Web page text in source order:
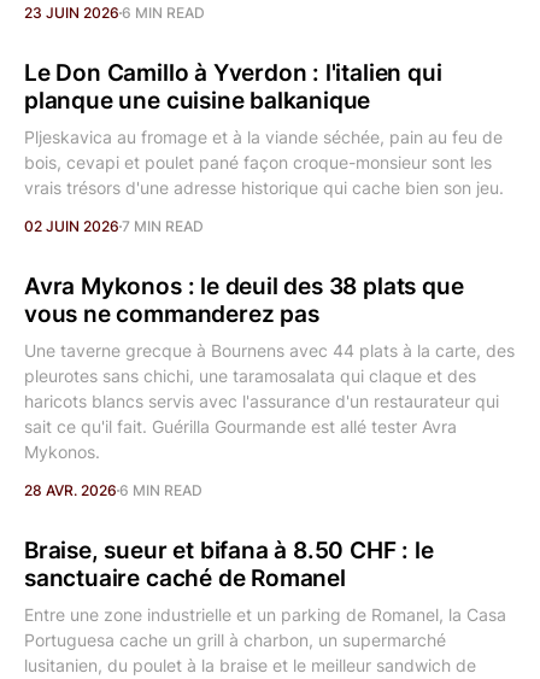
23 JUIN 2026 6 MIN READ
Le Don Camillo à Yverdon : l'italien qui
planque une cuisine balkanique
Pljeskavica au fromage et à la viande séchée, pain au feu de
bois, cevapi et poulet pané façon croque-monsieur sont les
vrais trésors d'une adresse historique qui cache bien son jeu.
02 JUIN 2026 7 MIN READ
Avra Mykonos : le deuil des 38 plats que
vous ne commanderez pas
Une taverne grecque à Bournens avec 44 plats à la carte, des
pleurotes sans chichi, une taramosalata qui claque et des
haricots blancs servis avec l'assurance d'un restaurateur qui
sait ce qu'il fait. Guérilla Gourmande est allé tester Avra
Mykonos.
28 AVR. 2026 6 MIN READ
Braise, sueur et bifana à 8.50 CHF : le
sanctuaire caché de Romanel
Entre une zone industrielle et un parking de Romanel, la Casa
Portuguesa cache un grill à charbon, un supermarché
lusitanien, du poulet à la braise et le meilleur sandwich de